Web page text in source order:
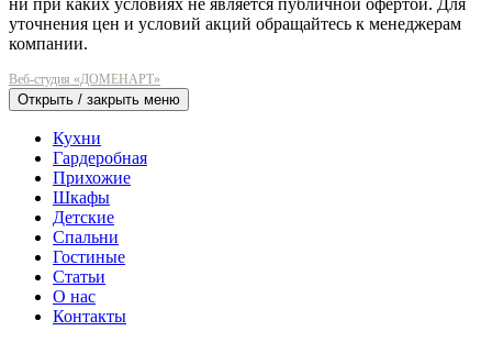
уточнения цен и условий акций обращайтесь к менеджерам
компании.
Веб-студия «ДОМЕНАРТ»
Открыть / закрыть меню
Кухни
Гардеробная
Прихожие
Шкафы
Детские
Спальни
Гостиные
Статьи
О нас
Контакты